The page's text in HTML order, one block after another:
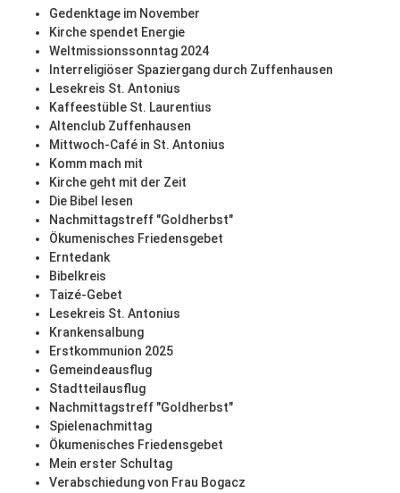
Gedenktage im November
Kirche spendet Energie
Weltmissionssonntag 2024
Interreligiöser Spaziergang durch Zuffenhausen
Lesekreis St. Antonius
Kaffeestüble St. Laurentius
Altenclub Zuffenhausen
Mittwoch-Café in St. Antonius
Komm mach mit
Kirche geht mit der Zeit
Die Bibel lesen
Nachmittagstreff "Goldherbst"
Ökumenisches Friedensgebet
Erntedank
Bibelkreis
Taizé-Gebet
Lesekreis St. Antonius
Krankensalbung
Erstkommunion 2025
Gemeindeausflug
Stadtteilausflug
Nachmittagstreff "Goldherbst"
Spielenachmittag
Ökumenisches Friedensgebet
Mein erster Schultag
Verabschiedung von Frau Bogacz